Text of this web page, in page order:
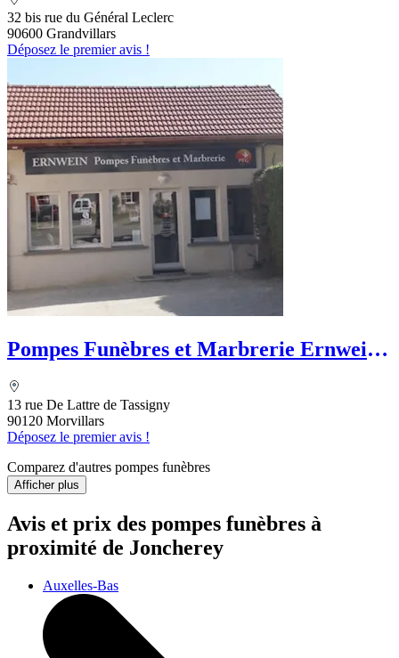
32 bis rue du Général Leclerc
90600 Grandvillars
Déposez le premier avis !
Pompes Funèbres et Marbrerie Ernwein -
13 rue De Lattre de Tassigny
90120 Morvillars
Déposez le premier avis !
Comparez d'autres pompes funèbres
Afficher plus
Avis et prix des pompes funèbres à
proximité de Joncherey
Auxelles-Bas